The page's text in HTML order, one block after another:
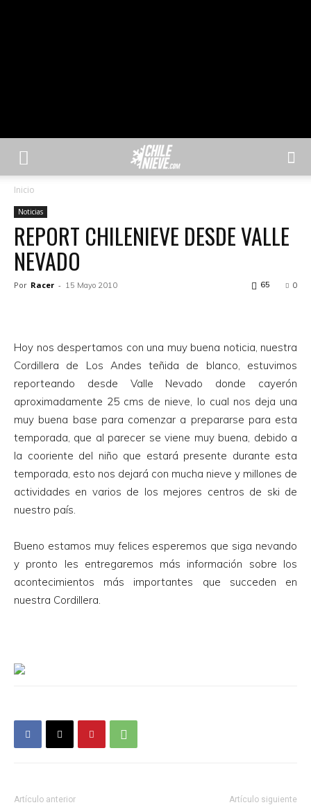
Inicio
Noticias
REPORT CHILENIEVE DESDE VALLE
NEVADO
Por Racer - 15 Mayo 2010 0
65
Hoy nos despertamos con una muy buena noticia, nuestra
Cordillera de Los Andes teñida de blanco, estuvimos
reporteando desde Valle Nevado donde cayerón
aproximadamente 25 cms de nieve, lo cual nos deja una
muy buena base para comenzar a prepararse para esta
temporada, que al parecer se viene muy buena, debido a
la cooriente del niño que estará presente durante esta
temporada, esto nos dejará con mucha nieve y millones de
actividades en varios de los mejores centros de ski de
nuestro país.
Bueno estamos muy felices esperemos que siga nevando
y pronto les entregaremos más información sobre los
acontecimientos más importantes que succeden en
nuestra Cordillera.
Artículo anterior Artículo siguiente